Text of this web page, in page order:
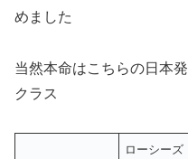
めました
当然本命はこちらの日本
クラス
ローシーズ